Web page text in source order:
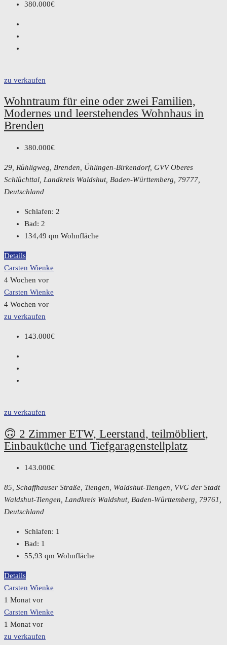
380.000€
zu verkaufen
Wohntraum für eine oder zwei Familien,
Modernes und leerstehendes Wohnhaus in
Brenden
380.000€
29, Rühligweg, Brenden, Ühlingen-Birkendorf, GVV Oberes
Schlüchttal, Landkreis Waldshut, Baden-Württemberg, 79777,
Deutschland
Schlafen: 2
Bad: 2
134,49 qm Wohnfläche
Details
Carsten Wienke
4 Wochen vor
Carsten Wienke
4 Wochen vor
zu verkaufen
143.000€
zu verkaufen
🙃 2 Zimmer ETW, Leerstand, teilmöbliert,
Einbauküche und Tiefgaragenstellplatz
143.000€
85, Schaffhauser Straße, Tiengen, Waldshut-Tiengen, VVG der Stadt
Waldshut-Tiengen, Landkreis Waldshut, Baden-Württemberg, 79761,
Deutschland
Schlafen: 1
Bad: 1
55,93 qm Wohnfläche
Details
Carsten Wienke
1 Monat vor
Carsten Wienke
1 Monat vor
zu verkaufen